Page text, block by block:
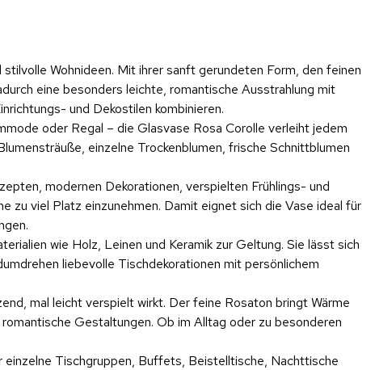
Wohnideen. Mit ihrer sanft gerundeten Form, den feinen
eine besonders leichte, romantische Ausstrahlung mit
und Dekostilen kombinieren.
oder Regal – die Glasvase Rosa Corolle verleiht jedem
einzelne Trockenblumen, frische Schnittblumen
modernen Dekorationen, verspielten Frühlings- und
viel Platz einzunehmen. Damit eignet sich die Vase ideal für
wie Holz, Leinen und Keramik zur Geltung. Sie lässt sich
liebevolle Tischdekorationen mit persönlichem
mal leicht verspielt wirkt. Der feine Rosaton bringt Wärme
Gestaltungen. Ob im Alltag oder zu besonderen
einzelne Tischgruppen, Buffets, Beistelltische, Nachttische